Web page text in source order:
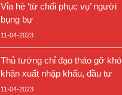
Vỉa hè ‘từ chối phục vụ’ người
bụng bự
11-04-2023
Thủ tướng chỉ đạo tháo gỡ khó
khăn xuất nhập khẩu, đầu tư
11-04-2023